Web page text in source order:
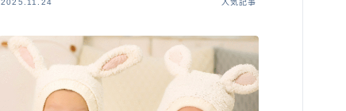
2025.11.24 人気記事